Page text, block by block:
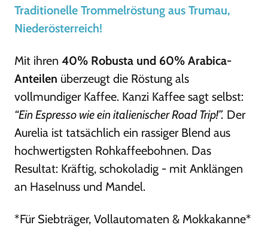
Traditionelle Trommelröstung aus Trumau,
Niederösterreich!
Mit ihren 40% Robusta und 60% Arabica-
Anteilen überzeugt die Röstung als
vollmundiger Kaffee. Kanzi Kaffee sagt selbst:
“Ein Espresso wie ein italienischer Road Trip!”. Der
Aurelia ist tatsächlich ein rassiger Blend aus
hochwertigsten Rohkaffeebohnen. Das
Resultat: Kräftig, schokoladig - mit Anklängen
an Haselnuss und Mandel.
*Für Siebträger, Vollautomaten & Mokkakanne*